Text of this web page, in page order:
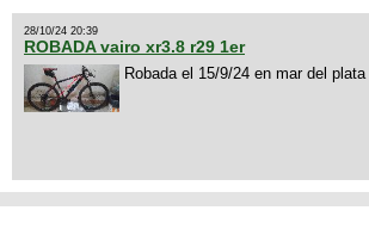
28/10/24 20:39
ROBADA vairo xr3.8 r29 1er
Robada el 15/9/24 en mar del